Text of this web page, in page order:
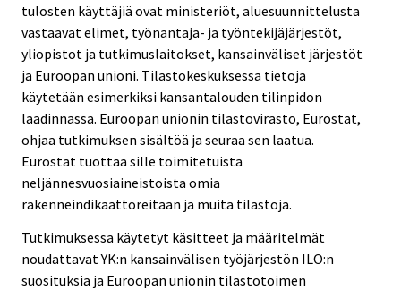
tulosten käyttäjiä ovat ministeriöt, aluesuunnittelusta
vastaavat elimet, työnantaja- ja työntekijäjärjestöt,
yliopistot ja tutkimuslaitokset, kansainväliset järjestöt
ja Euroopan unioni. Tilastokeskuksessa tietoja
käytetään esimerkiksi kansantalouden tilinpidon
laadinnassa. Euroopan unionin tilastovirasto, Eurostat,
ohjaa tutkimuksen sisältöä ja seuraa sen laatua.
Eurostat tuottaa sille toimitetuista
neljännesvuosiaineistoista omia
rakenneindikaattoreitaan ja muita tilastoja.
Tutkimuksessa käytetyt käsitteet ja määritelmät
noudattavat YK:n kansainvälisen työjärjestön ILO:n
suosituksia ja Euroopan unionin tilastotoimen